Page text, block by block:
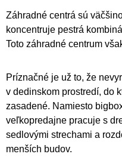
Záhradné centrá sú
koncentruje pestrá
Toto záhradné centrum
Príznačné je už to, že
v dedinskom prostredí, do
zasadené. Namiesto
veľkopredajne pracuje s
sedlovými strechami a
menších budov.